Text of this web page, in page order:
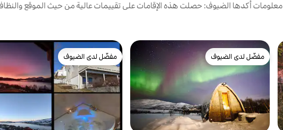
معلومات أكدها الضيوف: حصلت هذه الإقامات على تقييمات عالية من حيث الموقع
مفضّل لدى الضيوف
مفضّل لدى الضيوف
مفضّل لدى الضيوف
مفضّل لدى الضيوف